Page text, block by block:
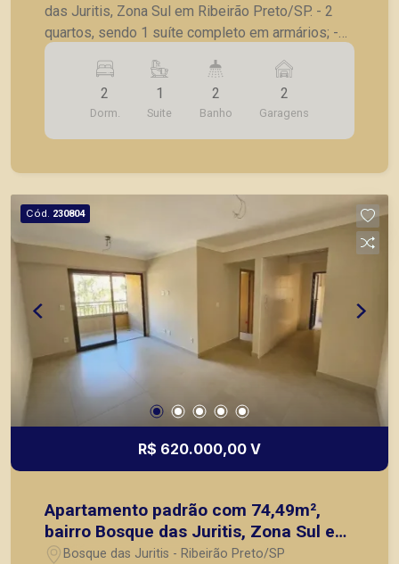
das Juritis, Zona Sul em Ribeirão Preto/SP. - 2
quartos, sendo 1 suíte completo em armários; -
Banheiro social; - Sala para 2 ambientes; -
Sacada; - Cozinha planejada; - Lavanderia; - 2
vagas de garagem. Também temos imóveis no
Jardim Olhos d´Água, Nova Aliança, Jardim Irajá,
Bosque das Juritis, casas e apartamentos
2
Dorm.
1
Suite
2
Banho
2
Garagens
Cód. 230804
R$ 620.000,00 V
Apartamento padrão com 74,49m²,
bairro Bosque das Juritis, Zona Sul em
Ribeirão Preto/SP.
Bosque das Juritis - Ribeirão Preto/SP